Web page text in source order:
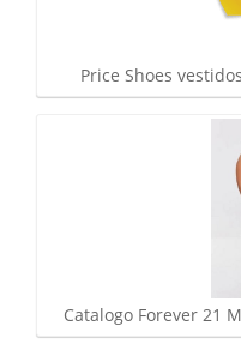
Price Shoes
Catalogo Forever 21